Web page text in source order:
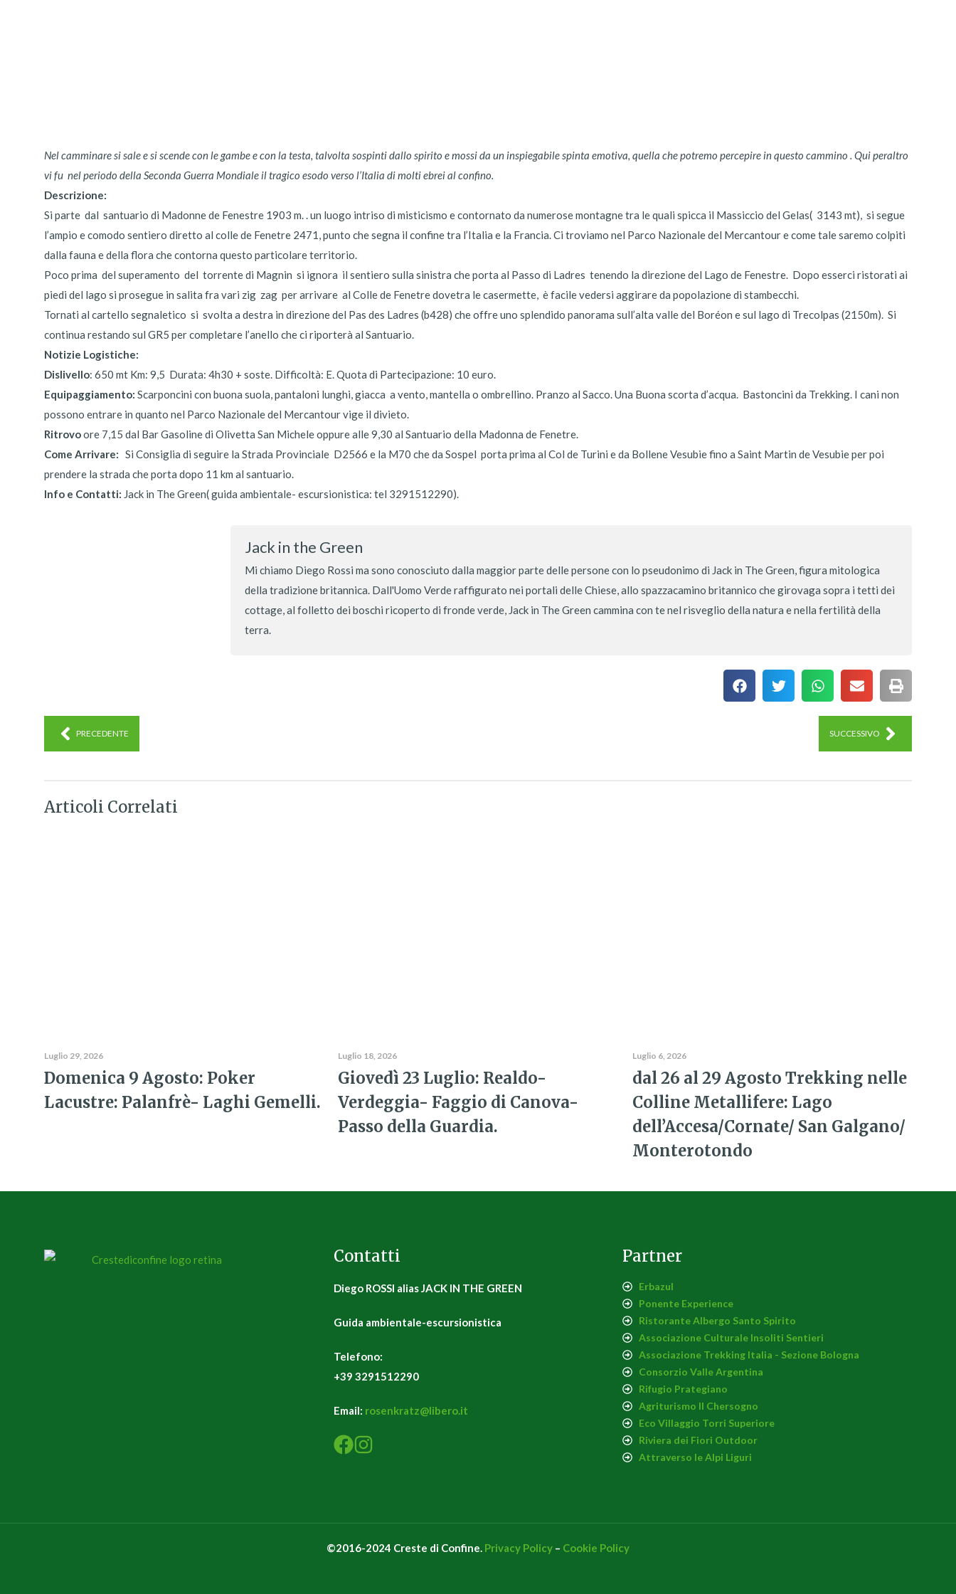
Nel camminare si sale e si scende con le gambe e con la testa, talvolta sospinti dallo spirito e mossi da un inspiegabile spinta emotiva, quella che potremo percepire in questo cammino . Qui peraltro
vi fu nel periodo della Seconda Guerra Mondiale il tragico esodo verso l’Italia di molti ebrei al confino.
Descrizione:
Si parte dal santuario di Madonne de Fenestre 1903 m. . un luogo intriso di misticismo e contornato da numerose montagne tra le quali spicca il Massiccio del Gelas( 3143 mt), si segue
l’ampio e comodo sentiero diretto al colle de Fenetre 2471, punto che segna il confine tra l’Italia e la Francia. Ci troviamo nel Parco Nazionale del Mercantour e come tale saremo colpiti
dalla fauna e della flora che contorna questo particolare territorio.
Poco prima del superamento del torrente di Magnin si ignora il sentiero sulla sinistra che porta al Passo di Ladres tenendo la direzione del Lago de Fenestre. Dopo esserci ristorati ai
piedi del lago si prosegue in salita fra vari zig zag per arrivare al Colle de Fenetre dovetra le casermette, è facile vedersi aggirare da popolazione di stambecchi.
Tornati al cartello segnaletico si svolta a destra in direzione del Pas des Ladres (b428) che offre uno splendido panorama sull’alta valle del Boréon e sul lago di Trecolpas (2150m). Si
continua restando sul GR5 per completare l’anello che ci riporterà al Santuario.
Notizie Logistiche:
Dislivello: 650 mt Km: 9,5 Durata: 4h30 + soste. Difficoltà: E. Quota di Partecipazione: 10 euro.
Equipaggiamento: Scarponcini con buona suola, pantaloni lunghi, giacca a vento, mantella o ombrellino. Pranzo al Sacco. Una Buona scorta d’acqua. Bastoncini da Trekking. I cani non
possono entrare in quanto nel Parco Nazionale del Mercantour vige il divieto.
Ritrovoore 7,15 dal Bar Gasoline di Olivetta San Michele oppure alle 9,30 al Santuario della Madonna de Fenetre.
Come Arrivare: Si Consiglia di seguire la Strada Provinciale D2566 e la M70 che da Sospel porta prima al Col de Turini e da Bollene Vesubie fino a Saint Martin de Vesubie per poi
prendere la strada che porta dopo 11 km al santuario.
Info e Contatti: Jack in The Green( guida ambientale- escursionistica: tel 3291512290).
Jack in the Green
Mi chiamo Diego Rossi ma sono conosciuto dalla maggior parte delle persone con lo pseudonimo di Jack in The Green, figura mitologica
della tradizione britannica. Dall'Uomo Verde raffigurato nei portali delle Chiese, allo spazzacamino britannico che girovaga sopra i tetti dei
cottage, al folletto dei boschi ricoperto di fronde verde, Jack in The Green cammina con te nel risveglio della natura e nella fertilità della
terra.
PRECEDENTE SUCCESSIVO
Articoli Correlati
Luglio 29, 2026
Domenica 9 Agosto: Poker
Lacustre: Palanfrè- Laghi Gemelli.
Luglio 18, 2026
Giovedì 23 Luglio: Realdo-
Verdeggia- Faggio di Canova-
Passo della Guardia.
Luglio 6, 2026
dal 26 al 29 Agosto Trekking nelle
Colline Metallifere: Lago
dell’Accesa/Cornate/ San Galgano/
Monterotondo
Contatti
Diego ROSSI alias JACK IN THE GREEN
Guida ambientale-escursionistica
Telefono:
+39 3291512290
Email: rosenkratz@libero.it
Partner
Erbazul
Ponente Experience
Ristorante Albergo Santo Spirito
Associazione Culturale Insoliti Sentieri
Associazione Trekking Italia - Sezione Bologna
Consorzio Valle Argentina
Rifugio Prategiano
Agriturismo Il Chersogno
Eco Villaggio Torri Superiore
Riviera dei Fiori Outdoor
Attraverso le Alpi Liguri
©2016-2024 Creste di Confine. Privacy Policy – Cookie Policy